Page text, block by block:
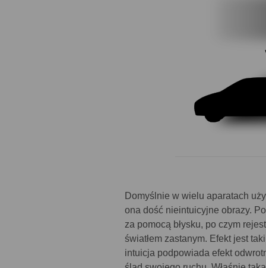
Domyślnie w wielu aparatach
ona dość nieintuicyjne obrazy.
za pomocą błysku, po czym
światłem zastanym. Efekt jest
intuicja podpowiada efekt